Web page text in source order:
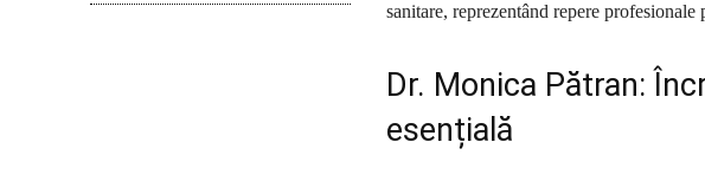
sanitare, reprezentând repere profesionale
Dr. Monica Pătran:
esențială